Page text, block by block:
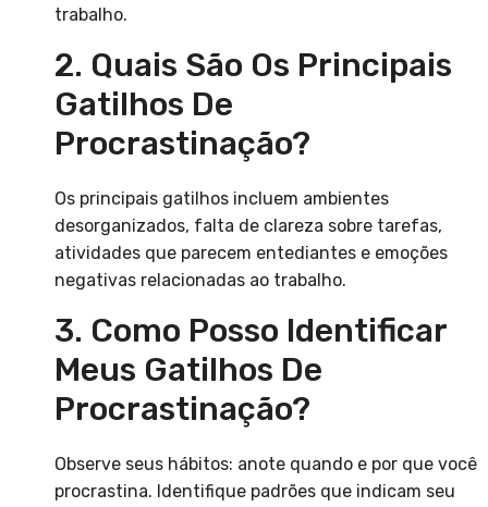
trabalho.
2. Quais São Os Principais
Gatilhos De
Procrastinação?
Os principais gatilhos incluem ambientes
desorganizados, falta de clareza sobre tarefas,
atividades que parecem entediantes e emoções
negativas relacionadas ao trabalho.
3. Como Posso Identificar
Meus Gatilhos De
Procrastinação?
Observe seus hábitos: anote quando e por que você
procrastina. Identifique padrões que indicam seu